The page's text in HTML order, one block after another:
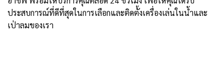
ประสบการณ์ที่ดีที่สุดในการเลือกและติดตั้งเครื่องเล่นในน้ำและ
เป่าลมของเรา